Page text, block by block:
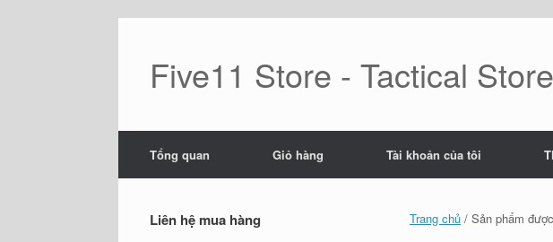
Five11 Store - Tactical Store
Tổng quan Giỏ hàng Tài khoản của tôi
Trang chủ / Sản phẩm
Liên hệ mua hàng